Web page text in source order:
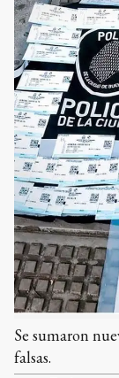
Se sumaron
falsas.